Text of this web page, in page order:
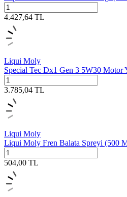
4.427,64 TL
Liqui Moly
Special Tec Dx1 Gen 3 5W30 Motor
3.785,04 TL
Liqui Moly
Liqui Moly Fren Balata Spreyi (500
504,00 TL